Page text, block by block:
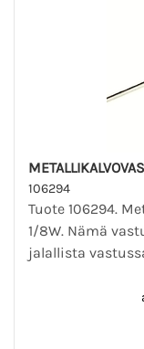
106294
Tuote 106294.
1/8W. Nämä
jalallista